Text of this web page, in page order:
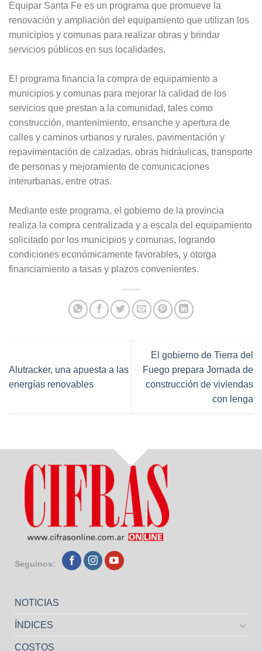
Equipar Santa Fe es un programa que promueve la
renovación y ampliación del equipamiento que utilizan los
municipios y comunas para realizar obras y brindar
servicios públicos en sus localidades.
El programa financia la compra de equipamiento a
municipios y comunas para mejorar la calidad de los
servicios que prestan a la comunidad, tales como
construcción, mantenimiento, ensanche y apertura de
calles y caminos urbanos y rurales, pavimentación y
repavimentación de calzadas, obras hidráulicas, transporte
de personas y mejoramiento de comunicaciones
interurbanas, entre otras.
Mediante este programa, el gobierno de la provincia
realiza la compra centralizada y a escala del equipamiento
solicitado por los municipios y comunas, logrando
condiciones económicamente favorables, y otorga
financiamiento a tasas y plazos convenientes.
Alutracker, una apuesta a las
energías renovables
El gobierno de Tierra del
Fuego prepara Jornada de
construcción de viviendas
con lenga
Seguinos:
NOTICIAS
ÍNDICES
COSTOS